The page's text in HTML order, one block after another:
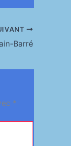
Barré
*